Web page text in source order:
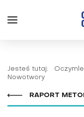
Jesteś tutaj:
Nowotwory
RAPORT